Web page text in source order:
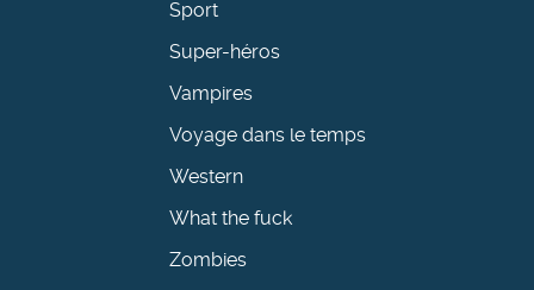
Sport
Super-héros
Vampires
Voyage dans le temps
Western
What the fuck
Zombies